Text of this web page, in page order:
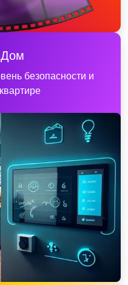
безопасности и